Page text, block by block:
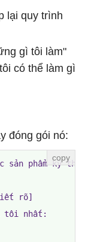
lại quy trình
gì tôi làm"
có thể làm gì
đóng gói nó:
phẩm kỹ
rõ]
tôi nhất: